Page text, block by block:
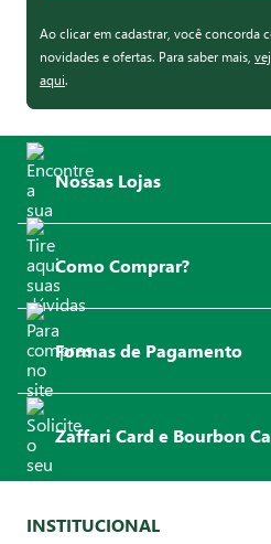
Ao clicar em cadastrar, você concorda
novidades e ofertas. Para saber mais,
aqui.
Nossas Lojas
Como Comprar?
Formas de Pagamento
Zaffari Card e Bourbon
INSTITUCIONAL